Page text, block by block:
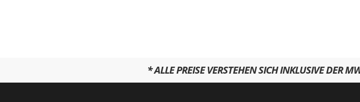
* ALLE PREISE VERSTEHEN SICH INKLUSIVE DER